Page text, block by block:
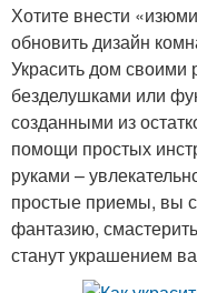
Хотите внести
обновить дизайн
Украсить дом
безделушками или
созданными из
помощи простых
руками –
простые приемы, вы
фантазию,
станут украшением